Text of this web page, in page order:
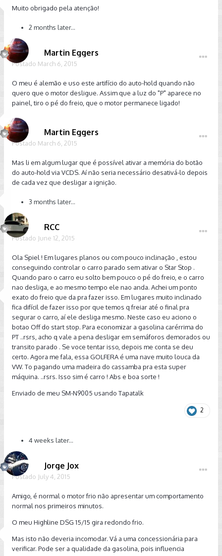
Muito obrigado pela atenção!
2 months later...
Martin Eggers
Postado March 6, 2015
O meu é alemão e uso este artifício do auto-hold quando não
quero que o motor desligue. Assim que a luz do "P" aparece no
painel, tiro o pé do freio, que o motor permanece ligado!
Martin Eggers
Postado March 6, 2015
Mas li em algum lugar que é possível ativar a memória do botão
do auto-hold via VCDS. Aí não seria necessário desativá-lo depois
de cada vez que desligar a ignição.
3 months later...
RCC
Postado June 12, 2015
Ola Spiel ! Em lugares planos ou com pouco inclinação , estou
conseguindo controlar o carro parado sem ativar o Star Stop .
Quando paro o carro eu solto bem pouco o pé do freio, e o carro
nao desliga, e ao mesmo tempo ele nao anda. Achei um ponto
exato do freio que da pra fazer isso. Em lugares muito inclinado
fica difícil de fazer isso por que temos q freiar até o final pra
segurar o carro, aí ele desliga mesmo. Neste caso eu aciono o
botao Off do start stop. Para economizar a gasolina carérrima do
PT ..rsrs, acho q vale a pena desligar em semáforos demorados ou
transito parado . Se voce tentar isso, depois me conta se deu
certo. Agora me fala, essa GOLFERA é uma nave muito louca da
VW. To pagando uma madeira do cassamba pra esta super
máquina. ..rsrs. Isso sim é carro ! Abs e boa sorte !
Enviado de meu SM-N9005 usando Tapatalk
2
4 weeks later...
Jorge Jox
Postado July 4, 2015
Amigo, é normal o motor frio não apresentar um comportamento
normal nos primeiros minutos.
O meu Highline DSG 15/15 gira redondo frio.
Mas isto não deveria incomodar. Vá a uma concessionária para
verificar. Pode ser a qualidade da gasolina, pois influencia